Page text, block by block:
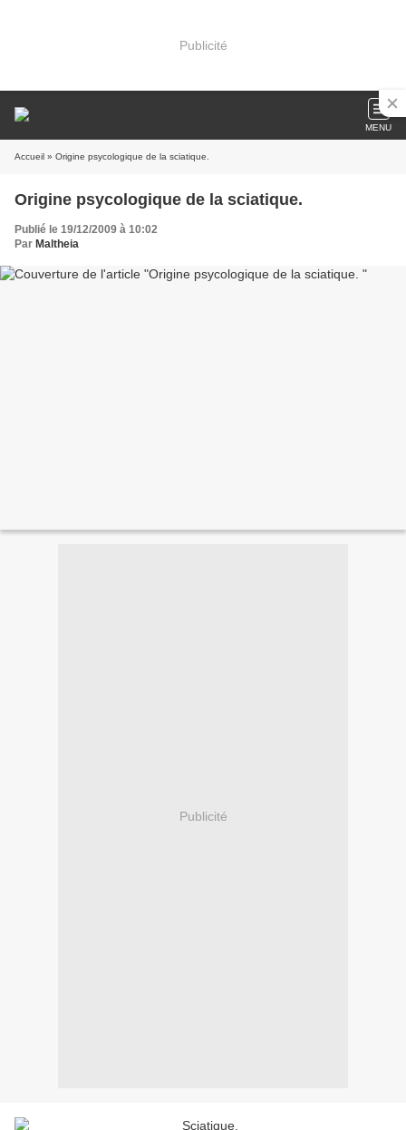
Publicité
MENU
Accueil » Origine psycologique de la sciatique.
Origine psycologique de la sciatique.
Publié le 19/12/2009 à 10:02
Par Maltheia
Publicité